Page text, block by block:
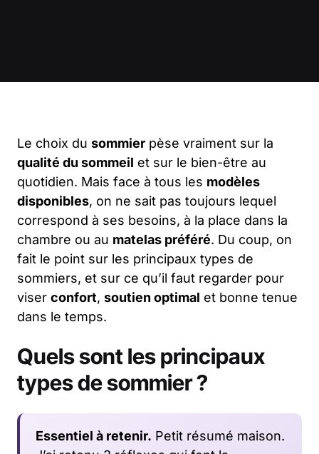
Le choix du sommier pèse vraiment sur la
qualité du sommeil et sur le bien-être au
quotidien. Mais face à tous les modèles
disponibles, on ne sait pas toujours lequel
correspond à ses besoins, à la place dans la
chambre ou au matelas préféré. Du coup, on
fait le point sur les principaux types de
sommiers, et sur ce qu’il faut regarder pour
viser confort, soutien optimal et bonne tenue
dans le temps.
Quels sont les principaux
types de sommier ?
Essentiel à retenir. Petit résumé maison.